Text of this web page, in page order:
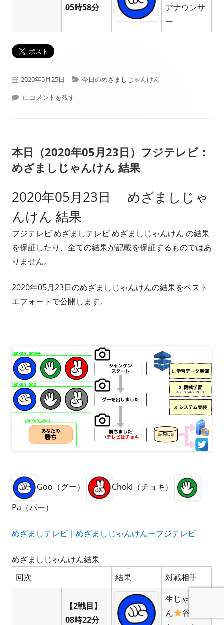
05時58分
アナウンサ
ー
公
開
2020年5月25日
カ
ー
今日のめざましじゃんけん
本日（2020年05月25日）フジテレビ： めざましじゃんけん 結果
にコメントを残す
本日（2020年05月23日）フジテレビ：
めざましじゃんけん 結果
2020年05月23日 めざましじゃ
んけん 結果
フジテレビ めざましテレビ めざましじゃんけん の結果
を保証したり、全ての結果が記載を保証するものではあ
りません。
2020年05月23日のめざましじゃんけんの結果をベスト
エフォートで公開します。
Goo（グー）
Choki（チョキ）
Pa（パー）
めざましテレビ｜めざましじゃんけんーフジテレビ
めざましじゃんけん結果
回次
結果 対戦相手
【2戦目】
08時22分
生じゃんけ
ん
谷尻萌